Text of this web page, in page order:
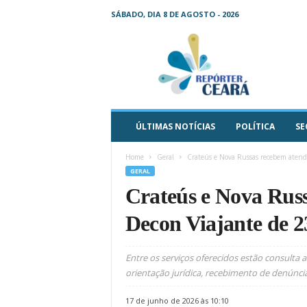
SÁBADO, DIA 8 DE AGOSTO - 2026
ÚLTIMAS NOTÍCIAS POLÍTICA
Home Geral Crateús e Nova Russas recebem
GERAL
Crateús e Nova
Decon Viajante de
Entre os serviços oferecidos estão consulta
orientação jurídica, recebimento de
17 de junho de 2026 às 10:10